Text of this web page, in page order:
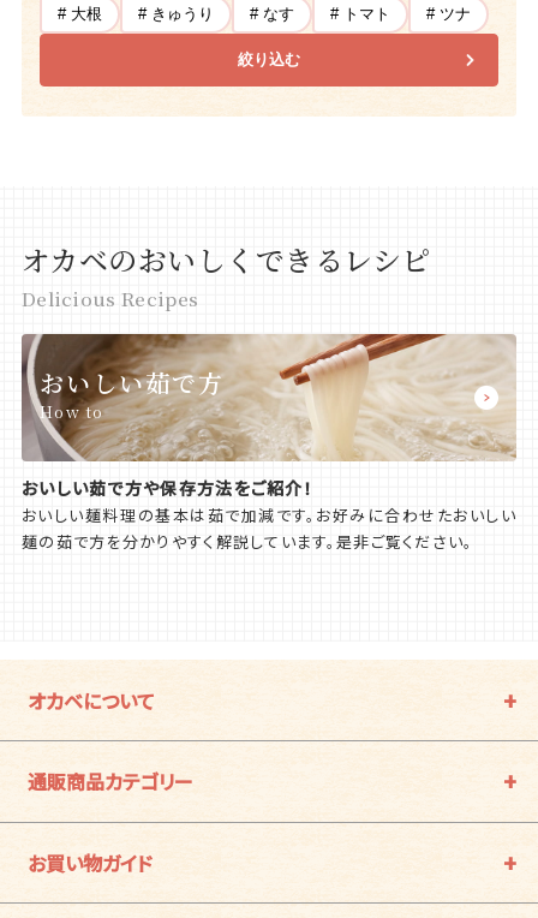
# 大根 # きゅうり # なす # トマト # ツナ
絞り込む
オカベのおいしくできるレシピ
Delicious Recipes
おいしい茹で方
How to
おいしい茹で方や保存方法をご紹介！
おいしい麺料理の基本は茹で加減です。お好みに合わせたおいしい
麺の茹で方を分かりやすく解説しています。是非ご覧ください。
オカベについて
通販商品カテゴリー
お買い物ガイド